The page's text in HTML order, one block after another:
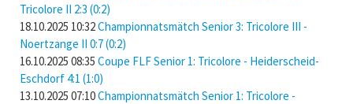
Tricolore II 2:3 (0:2)
18.10.2025 10:32Championnatsmätch Senior 3: Tricolore III -
Noertzange II 0:7 (0:2)
16.10.2025 08:35 Coupe FLF Senior 1: Tricolore - Heiderscheid-
Eschdorf 4:1 (1:0)
13.10.2025 07:10Championnatsmätch Senior 1: Tricolore -